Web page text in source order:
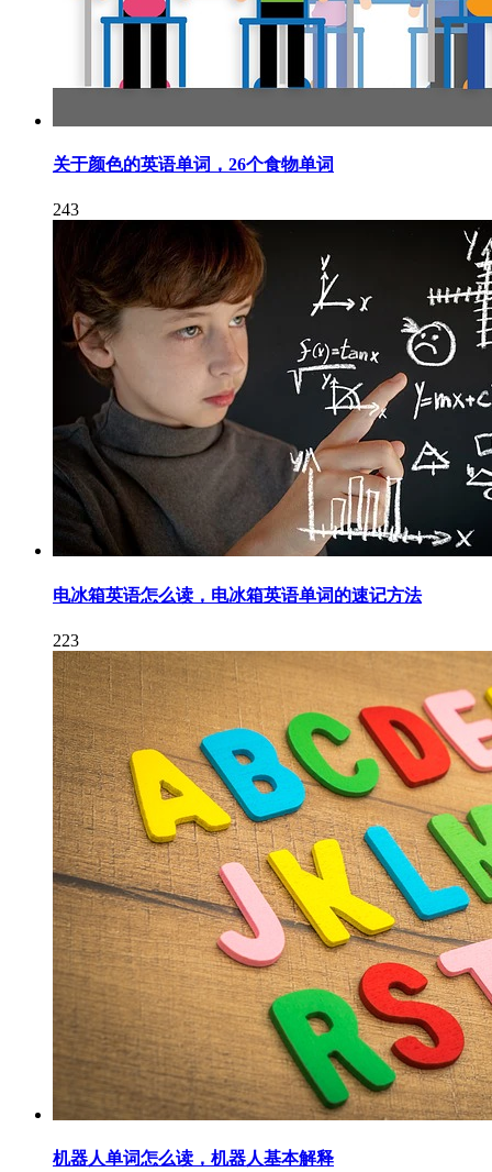
关于颜色的英语单词，26个食物单词
243
电冰箱英语怎么读，电冰箱英语单词的速记方法
223
机器人单词怎么读，机器人基本解释